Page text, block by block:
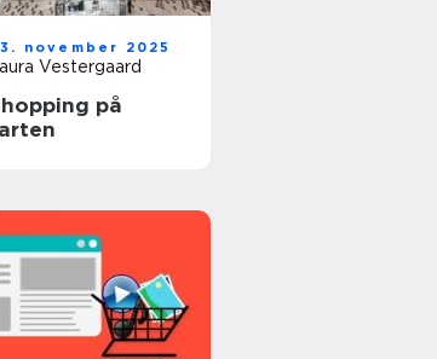
november 2025
Vestergaard
på